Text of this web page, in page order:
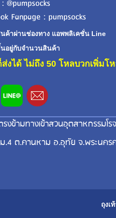
@pumpsocks
Fanpage : pumpsocks
ค้าผ่านช่องทาง แอพพลิเคชั่น Line
อยู่กับจำนวนสินค้า
งได้ ไม่ถึง 50 โหลบวกเพิ่มโ
งข้ามทางเข้าสวนอุตสาหกรรมโร
.4 ต.คานหาม อ.อุทัย จ.พระนคร
ถุงเ